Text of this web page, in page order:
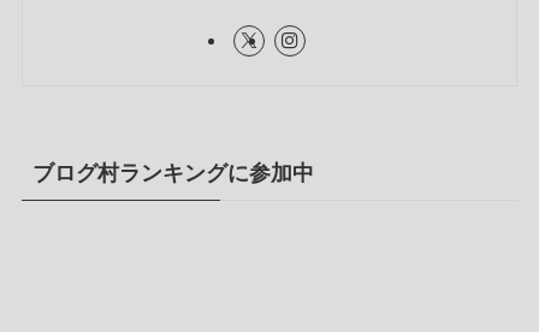
ブログ村ランキングに参加中